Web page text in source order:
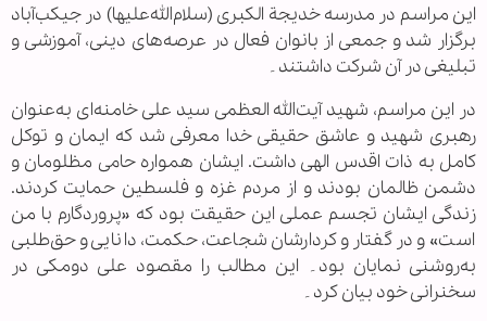
این مراسم در مدرسه خدیجة الکبری (سلام‌الله‌علیها) در جیکب‌آباد
برگزار شد و جمعی از بانوان فعال در عرصه‌های دینی، آموزشی و
تبلیغی در آن شرکت داشتند۔
در این مراسم، شهید آیت‌الله العظمی سید علی خامنه‌ای به‌عنوان
رهبری شهید و عاشق حقیقی خدا معرفی شد که ایمان و توکل
کامل به ذات اقدس الهی داشت. ایشان همواره حامی مظلومان و
دشمن ظالمان بودند و از مردم غزه و فلسطین حمایت کردند.
زندگی ایشان تجسم عملی این حقیقت بود که «پروردگارم با من
است» و در گفتار و کردارشان شجاعت، حکمت، دانایی و حق‌طلبی
به‌روشنی نمایان بود۔ این مطالب را مقصود علی دومکی در
سخنرانی خود بیان کرد۔